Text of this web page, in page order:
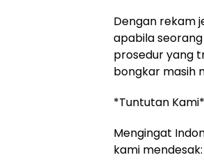
Dengan rekam
apabila
prosedur yang
bongkar masih
*Tuntutan Kami*
Mengingat
kami mendesak: